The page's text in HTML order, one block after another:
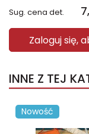
Sug. cena det.
Zaloguj się,
INNE Z TEJ
Nowość